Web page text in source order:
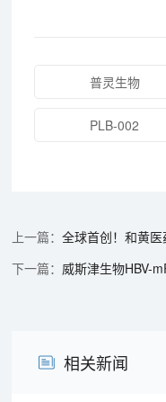
普灵生物
PLB-002
全球首创！和黄
威斯津生物HBV-
相关新闻